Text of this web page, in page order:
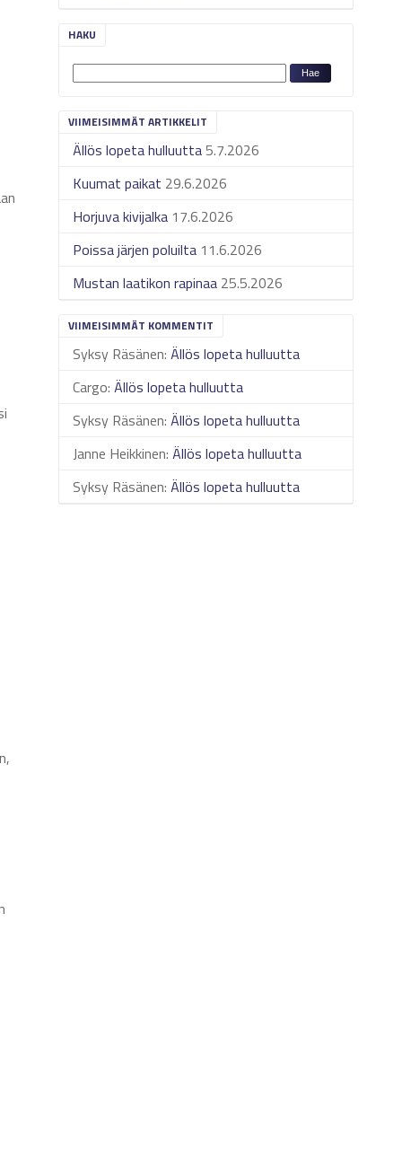
HAKU
VIIMEISIMMÄT ARTIKKELIT
Ällös lopeta hulluutta5.7.2026
Kuumat paikat 29.6.2026
Horjuva kivijalka 17.6.2026
Poissa järjen poluilta 11.6.2026
Mustan laatikon rapinaa 25.5.2026
VIIMEISIMMÄT KOMMENTIT
Syksy Räsänen:Ällös lopeta hulluutta
Cargo:Ällös lopeta hulluutta
Syksy Räsänen:Ällös lopeta hulluutta
Janne Heikkinen:Ällös lopeta hulluutta
Syksy Räsänen:Ällös lopeta hulluutta